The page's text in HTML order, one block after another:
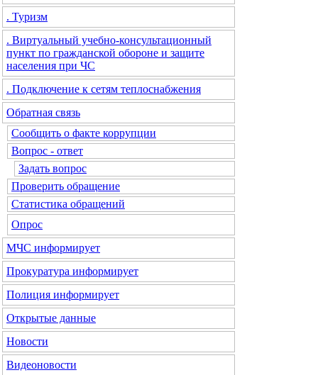
. Туризм
. Виртуальный учебно-консультационный
пункт по гражданской обороне и защите
населения при ЧС
. Подключение к сетям теплоснабжения
Обратная связь
Сообщить о факте коррупции
Вопрос - ответ
Задать вопрос
Проверить обращение
Статистика обращений
Опрос
МЧС информирует
Прокуратура информирует
Полиция информирует
Открытые данные
Новости
Видеоновости